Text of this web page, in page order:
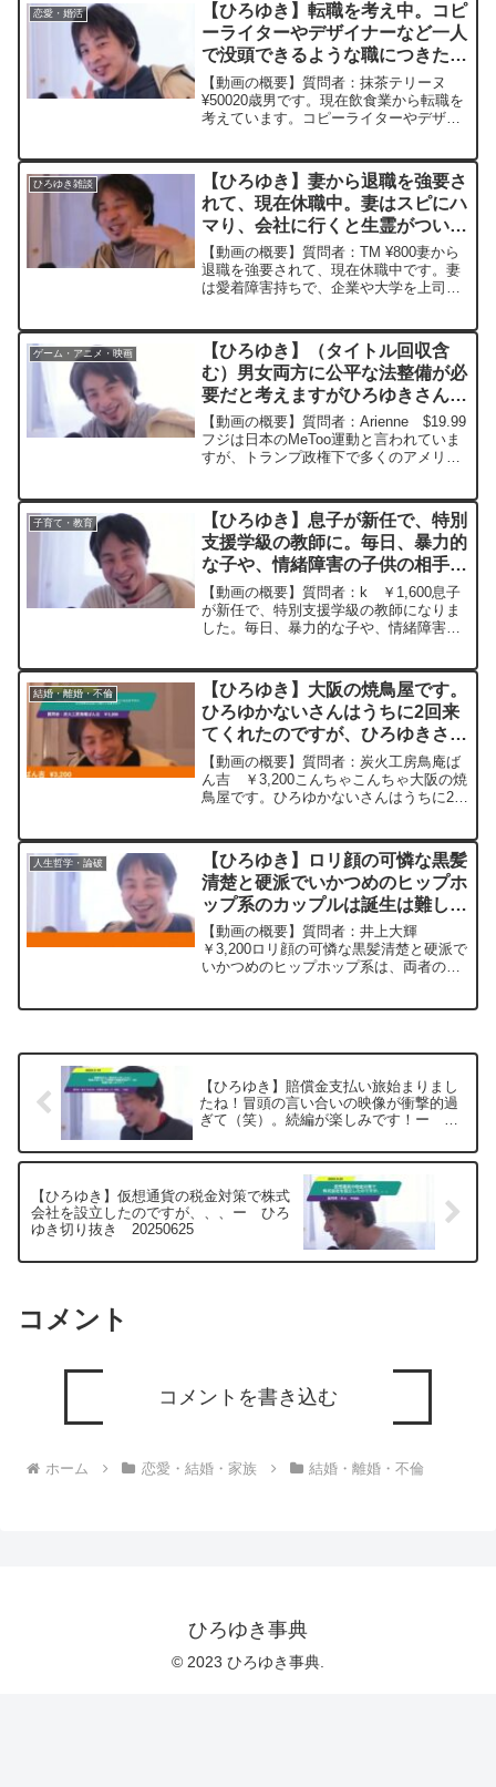
恋愛・婚活
【ひろゆき】転職を考え中。コピ
ーライターやデザイナーなど一人
で没頭できるような職につきた
い。アドバイスいただきたいー
ひろゆき切り抜き 20250205
【動画の概要】質問者：抹茶テリーヌ
¥50020歳男です。現在飲食業から転職を
考えています。コピーライターやデザイ
の将来性がないような気がして悩んでし
まいます。今後現在...
ひろゆき雑談
【ひろゆき】妻から退職を強要さ
れて、現在休職中。妻はスピにハ
マり、会社に行くと生霊がついて
くると。復職希望ですが、許可し
てくれないー ひろゆき切り抜
き 20241107
【動画の概要】質問者：TM ¥800妻から
退職を強要されて、現在休職中です。妻
は愛着障害持ちで、企業や大学を上司や
てくると言ってきます。妻にもストレス
をかけていましたが...
ゲーム・アニメ・映画
【ひろゆき】（タイトル回収含
む）男女両方に公平な法整備が必
要だと考えますがひろゆきさんは
どう思われますか？ー ひろゆき
切り抜き 20250404
【動画の概要】質問者：Arienne $19.99
フジは日本のMeToo運動と言われていま
すが、トランプ政権下で多くのアメリカ
性が刑事起訴され、2年の刑を言い渡され
まし...
子育て・教育
【ひろゆき】息子が新任で、特別
支援学級の教師に。毎日、暴力的
な子や、情緒障害の子供の相手を
しています。本人も疲れ果ててい
ます。どう支えればいいでしょう
か？ー ひろゆき切り抜き
【動画の概要】質問者：k ￥1,600息子
が新任で、特別支援学級の教師になりま
した。毎日、暴力的な子や、情緒障害の
か？元動画：神と感動は心の中に居る。
AIも何れ。Lef...
結婚・離婚・不倫
【ひろゆき】大阪の焼鳥屋です。
ひろゆかないさんはうちに2回来
てくれたのですが、ひろゆきさん
はいつ来てくれますか？ー ひろ
ゆき切り抜き 20231128
【動画の概要】質問者：炭火工房鳥庵ば
ん吉 ￥3,200こんちゃこんちゃ大阪の焼
鳥屋です。ひろゆかないさんはうちに2回
んはその後飛田新地にいったみたいで
す。何しにいったの...
人生哲学・論破
【ひろゆき】ロリ顔の可憐な黒髪
清楚と硬派でいかつめのヒップホ
ップ系のカップルは誕生は難しい
ー ひろゆき切り抜き
20230513
【動画の概要】質問者：井上大輝
￥3,200ロリ顔の可憐な黒髪清楚と硬派で
いかつめのヒップホップ系は、両者の容
【ひろゆき】賠償金支払い旅始まりまし
たね！冒頭の言い合いの映像が衝撃的過
ぎて（笑）。続編が楽しみです！ー ひ
【ひろゆき】仮想通貨の税金対策で株式
会社を設立したのですが、、、ー ひろ
ゆき切り抜き 20250625
コメント
コメントを書き込む
ホーム 恋愛・結婚・家族 結婚・離婚・不倫
ひろゆき事典
© 2023 ひろゆき事典.